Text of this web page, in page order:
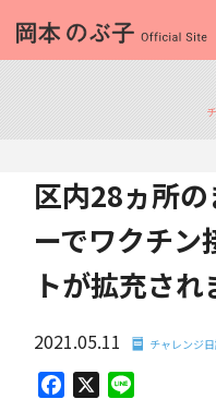
区内28ヵ所
ーでワクチン
トが拡充さ
2021.05.11 チャレンジ
Facebook